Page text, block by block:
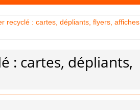
recyclé : cartes, dépliants, flyers, affiches,
: cartes, dépliants,